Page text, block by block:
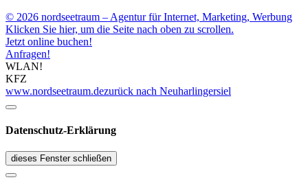
© 2026 nordseetraum – Agentur für Internet, Marketing, Werbung
Klicken Sie hier, um die Seite nach oben zu scrollen.
Jetzt online buchen!
Anfragen!
WLAN!
KFZ
www.nordseetraum.dezurück nach Neuharlingersiel
Datenschutz-Erklärung
dieses Fenster schließen